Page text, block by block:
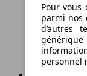
Essence
Carburant
Pour
parmi nos
d’autres
personnel